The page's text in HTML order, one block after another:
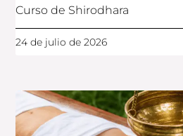
Curso de Shirodhara
24 de julio de 2026